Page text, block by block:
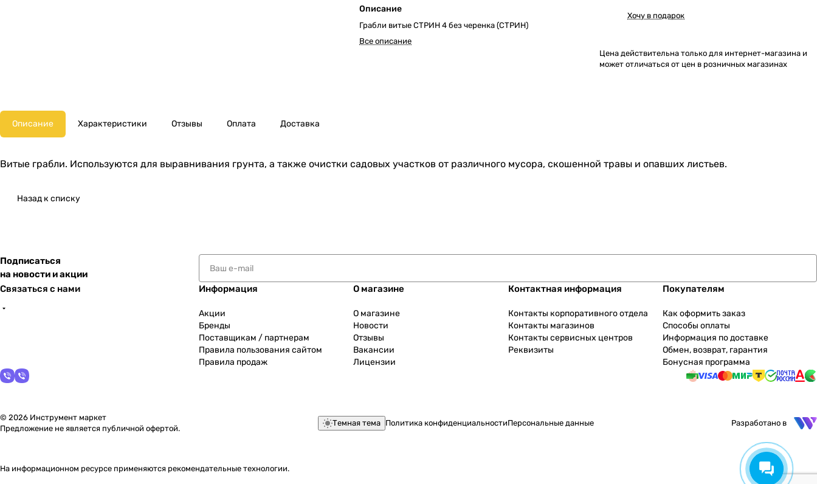
Описание
Грабли витые СТРИН 4 без черенка (СТРИН)
Все описание
Хочу в подарок
Цена действительна только для интернет-магазина и
может отличаться от цен в розничных магазинах
Описание Характеристики Отзывы Оплата Доставка
Витые грабли. Используются для выравнивания грунта, а также очистки садовых участков от различного мусора, скошенной травы и опавших листьев.
Назад к списку
Подписаться
на новости и акции
Связаться с нами
Информация
Акции
Бренды
Поставщикам / партнерам
Правила пользования сайтом
Правила продаж
О магазине
О магазине
Новости
Отзывы
Вакансии
Лицензии
Контактная информация
Контакты корпоративного отдела
Контакты магазинов
Контакты сервисных центров
Реквизиты
Покупателям
Как оформить заказ
Способы оплаты
Информация по доставке
Обмен, возврат, гарантия
Бонусная программа
© 2026 Инструмент маркет
Предложение не является публичной офертой.
Темная тема Политика конфиденциальностиПерсональные данные Разработано в
На информационном ресурсе применяются рекомендательные технологии.